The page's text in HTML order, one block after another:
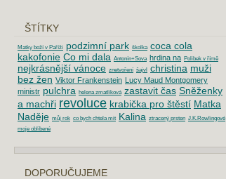
ŠTÍTKY
Matky boží v Paříži podzimní park školka coca cola
kakofonie Co mi dala Antonín+Sova hrdina na Polibek v římě
nejkrásnější vánoce znetvoření šajvl christina muži
bez žen Viktor Frankenstein Lucy Maud Montgomery
ministr pulchra helena zmatlíková zastavit čas Sněženky
a machři revoluce krabička pro štěstí Matka
Naděje můj rok co bych chtela mit Kalina ztracený prsten J.K.Rowlingové
moje oblíbené
DOPORUČUJEME